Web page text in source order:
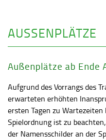
AUSSENPLÄTZE
Außenplätze ab Ende
Aufgrund des Vorrangs des
erwarteten erhöhten
ersten Tagen zu
Spielordnung ist zu
der Namensschilder an der